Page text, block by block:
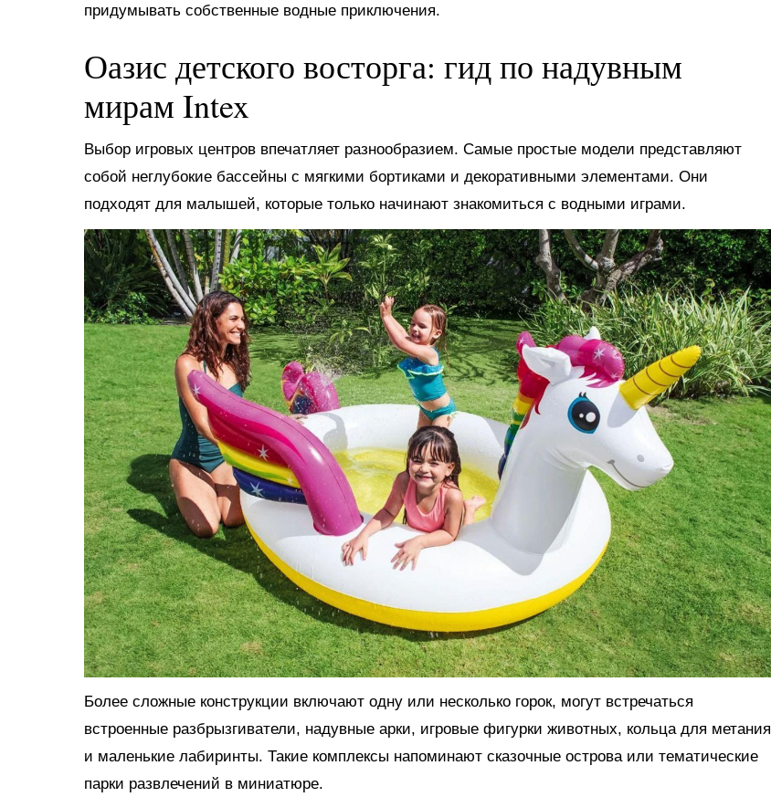
придумывать собственные водные приключения.
Оазис детского восторга: гид по надувным
мирам Intex
Выбор игровых центров впечатляет разнообразием. Самые простые модели представляют
собой неглубокие бассейны с мягкими бортиками и декоративными элементами. Они
подходят для малышей, которые только начинают знакомиться с водными играми.
Более сложные конструкции включают одну или несколько горок, могут встречаться
встроенные разбрызгиватели, надувные арки, игровые фигурки животных, кольца для метания
и маленькие лабиринты. Такие комплексы напоминают сказочные острова или тематические
парки развлечений в миниатюре.